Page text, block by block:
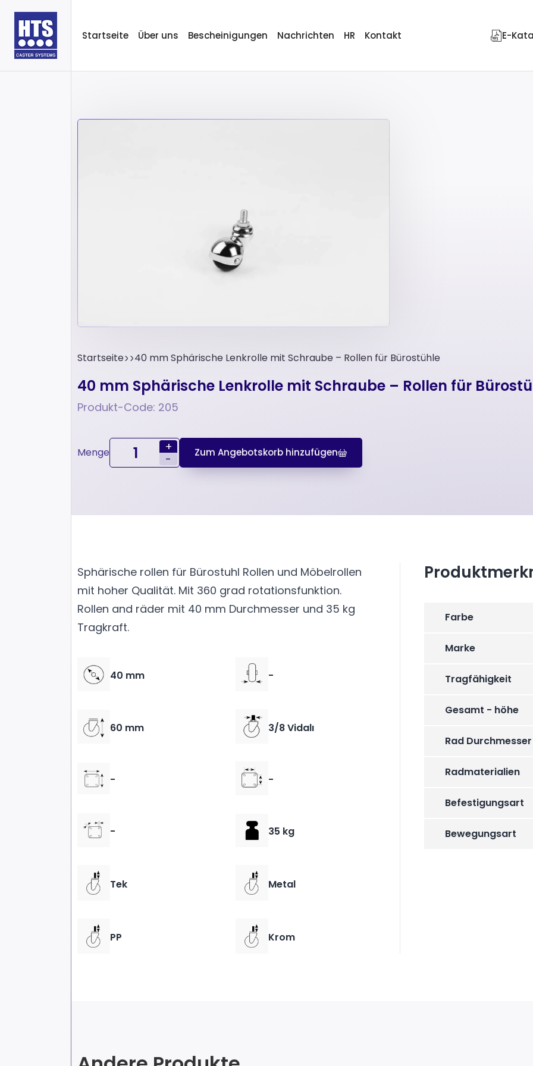
Startseite Über uns Bescheinigungen Nachrichten HR Kontakt E-
Startseite 40 mm Sphärische Lenkrolle mit Schraube – Rollen für Bürostühle
40 mm Sphärische Lenkrolle mit Schraube – Rollen für
Produkt-Code: 205
Menge
+
-
Zum Angebotskorb hinzufügen
Sphärische rollen für Bürostuhl Rollen und Möbelrollen
mit hoher Qualität. Mit 360 grad rotationsfunktion.
Rollen and räder mit 40 mm Durchmesser und 35 kg
Tragkraft.
40 mm -
60 mm 3/8 Vidalı
- -
- 35 kg
Tek Metal
PP Krom
Farbe
Marke
Tragfähigkeit
Gesamt - höhe
Rad Durchmesser
Radmaterialien
Befestigungsart
Bewegungsart